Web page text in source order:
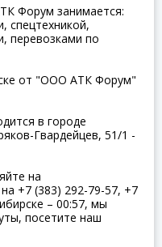
Форум занимается:
спецтехникой,
перевозками по
от "ООО АТК Форум"
в городе
Гвардейцев, 51/1 -
на
+7 (383) 292-79-57, +7
– 00:57, мы
посетите наш